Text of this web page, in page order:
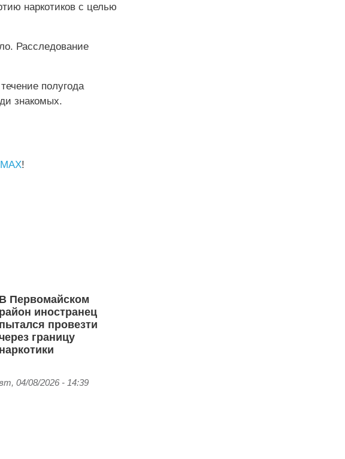
наркотиков с целью
Расследование
полугода
знакомых.
!
В Первомайском
район иностранец
пытался провезти
границу
наркотики
04/08/2026 - 14:39